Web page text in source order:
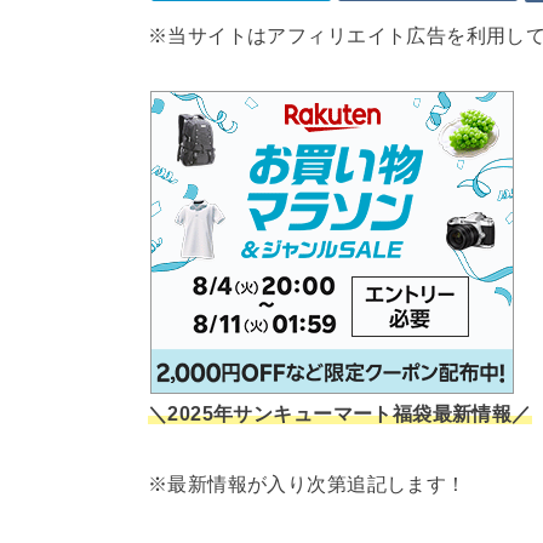
※当サイトはアフィリエイト広告を利用して
＼2025年サンキューマート福袋最新情報／
※最新情報が入り次第追記します！